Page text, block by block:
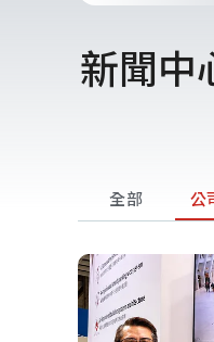
新聞中
全部 公